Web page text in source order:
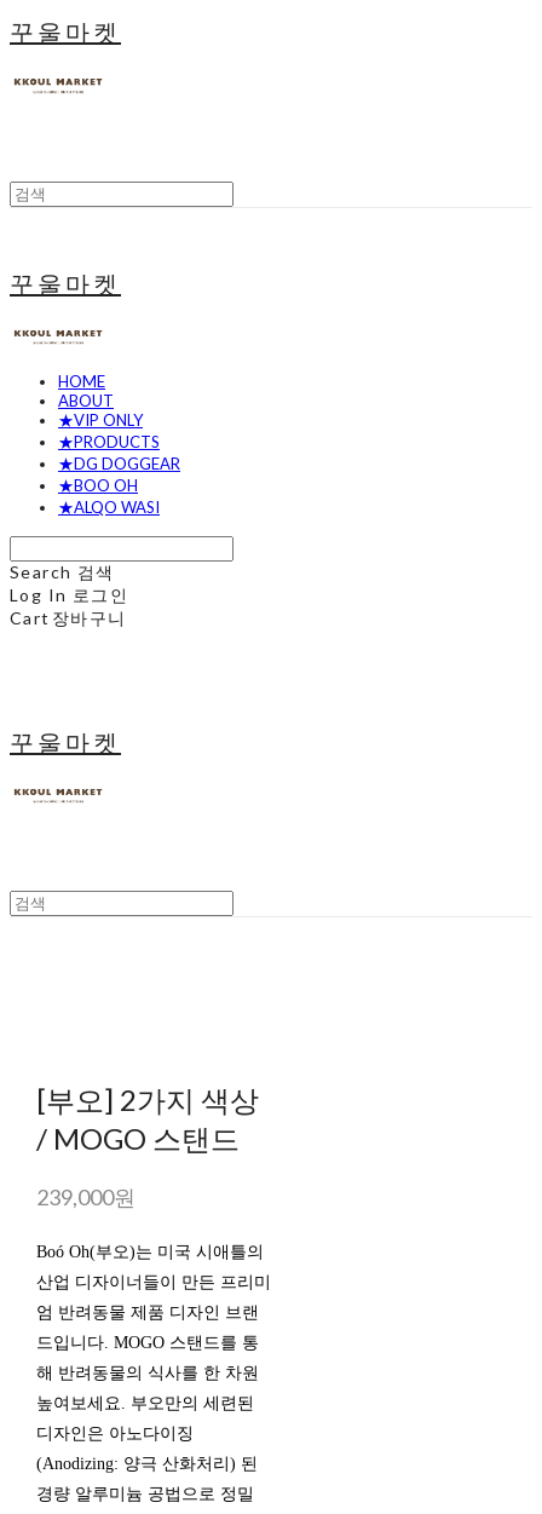
꾸울마켓
꾸울마켓
HOME
ABOUT
★VIP ONLY
★PRODUCTS
★DG DOGGEAR
★BOO OH
★ALQO WASI
Search 검색
Log In 로그인
Cart 장바구니
꾸울마켓
[부오] 2가지 색상
/ MOGO 스탠드
239,000원
Boó Oh(부오)는 미국 시애틀의
산업 디자이너들이 만든 프리미
엄 반려동물 제품 디자인 브랜
드입니다. MOGO 스탠드를 통
해 반려동물의 식사를 한 차원
높여보세요. 부오만의 세련된
디자인은 아노다이징
(Anodizing: 양극 산화처리) 된
경량 알루미늄 공법으로 정밀